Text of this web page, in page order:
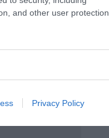
and other user protection.
Privacy Policy
ύψος 1.93μ.